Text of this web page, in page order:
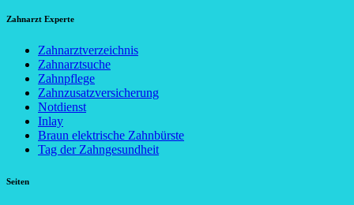
Zahnarzt Experte
Zahnarztverzeichnis
Zahnarztsuche
Zahnpflege
Zahnzusatzversicherung
Notdienst
Inlay
Braun elektrische Zahnbürste
Tag der Zahngesundheit
Seiten